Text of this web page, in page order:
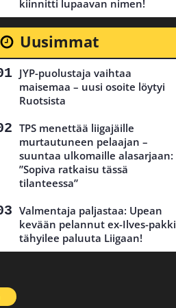
kiinnitti lupaavan nimen!
Uusimmat
JYP-puolustaja vaihtaa
maisemaa – uusi osoite löytyi
Ruotsista
TPS menettää liigajäille
murtautuneen pelaajan –
suuntaa ulkomaille alasarjaan:
”Sopiva ratkaisu tässä
tilanteessa”
Valmentaja paljastaa: Upean
kevään pelannut ex-Ilves-pakki
tähyilee paluuta Liigaan!